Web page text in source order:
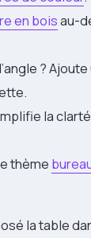
en boisau-
?
la
thème
la table